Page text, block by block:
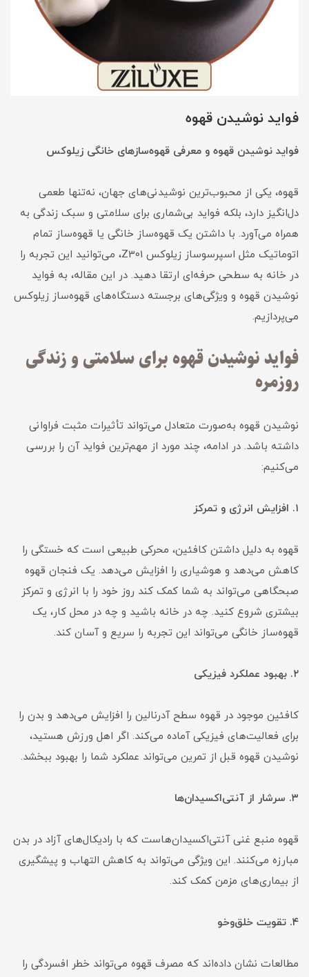
فواید نوشیدن قهوه
فواید نوشیدن قهوه و معرفی قهوه‌سازهای خانگی زیلوکس
قهوه، یکی از محبوب‌ترین نوشیدنی‌های جهان، نه‌تنها طعمی
دل‌انگیز دارد، بلکه فواید بی‌شماری برای سلامتی و سبک زندگی به
همراه می‌آورد. با داشتن یک قهوه‌ساز خانگی یا قهوه‌ساز تمام
اتوماتیک مثل اسپرسوساز زیلوکس Z301، می‌توانید این تجربه را
در خانه به سطحی حرفه‌ای ارتقا دهید. در این مقاله، به فواید
نوشیدن قهوه و ویژگی‌های برجسته دستگاه‌های قهوه‌ساز زیلوکس
می‌پردازیم.
فواید نوشیدن قهوه برای سلامتی و زندگی
روزمره
نوشیدن قهوه به‌صورت متعادل می‌تواند تأثیرات مثبت فراوانی
داشته باشد. در ادامه، چند مورد از مهم‌ترین فواید آن را بررسی
می‌کنیم:
۱. افزایش انرژی و تمرکز
قهوه به دلیل داشتن کافئین، محرکی طبیعی است که خستگی را
کاهش می‌دهد و هوشیاری را افزایش می‌دهد. یک فنجان قهوه
صبحگاهی می‌تواند به شما کمک کند روز خود را با انرژی و تمرکز
بیشتری شروع کنید. چه در خانه باشید و چه در محل کار، یک
قهوه‌ساز خانگی می‌تواند این تجربه را سریع و آسان کند.
۲. بهبود عملکرد فیزیکی
کافئین موجود در قهوه سطح آدرنالین را افزایش می‌دهد و بدن را
برای فعالیت‌های فیزیکی آماده می‌کند. اگر اهل ورزش هستید،
نوشیدن قهوه قبل از تمرین می‌تواند عملکرد شما را بهبود ببخشد.
۳. سرشار از آنتی‌اکسیدان‌ها
قهوه منبع غنی آنتی‌اکسیدان‌هاست که با رادیکال‌های آزاد در بدن
مبارزه می‌کنند. این ویژگی می‌تواند به کاهش التهاب و پیشگیری
از بیماری‌های مزمن کمک کند.
۴. تقویت خلق‌وخو
مطالعات نشان داده‌اند که مصرف قهوه می‌تواند خطر افسردگی را